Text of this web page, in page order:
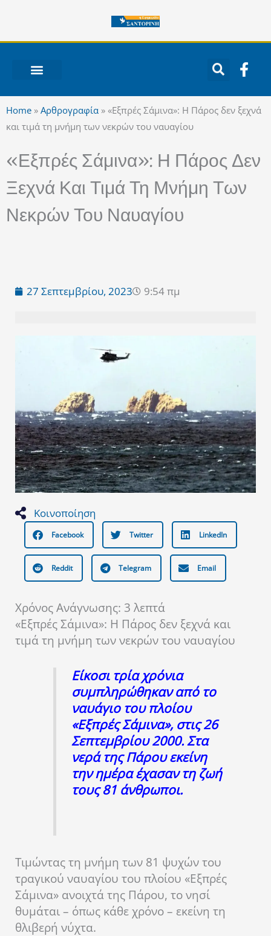
περιεχόμενο
F
a
e
b
k
f
Home » Αρθρογραφία » «Εξπρές Σάμινα»: Η Πάρος δεν ξεχνά
και τιμά τη μνήμη των νεκρών του ναυαγίου
«Εξπρές Σάμινα»: Η Πάρος Δεν
Ξεχνά Και Τιμά Τη Μνήμη Των
Νεκρών Του Ναυαγίου
27 Σεπτεμβρίου, 2023 9:54 πμ
Κοινοποίηση
Facebook Twitter LinkedIn
Reddit Telegram Email
Χρόνος Ανάγνωσης: 3 λεπτά
«Εξπρές Σάμινα»: Η Πάρος δεν ξεχνά και
τιμά τη μνήμη των νεκρών του ναυαγίου
Είκοσι τρία χρόνια
συμπληρώθηκαν από το
ναυάγιο του πλοίου
«Εξπρές Σάμινα», στις 26
Σεπτεμβρίου 2000. Στα
νερά της Πάρου εκείνη
την ημέρα έχασαν τη ζωή
τους 81 άνθρωποι.
Τιμώντας τη μνήμη των 81 ψυχών του
τραγικού ναυαγίου του πλοίου «Εξπρές
Σάμινα» ανοιχτά της Πάρου, το νησί
θυμάται – όπως κάθε χρόνο – εκείνη τη
θλιβερή νύχτα.